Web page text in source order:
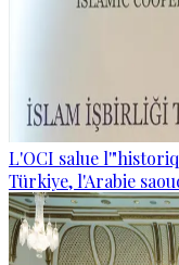
L'OCI salue
Türkiye, l'Arabie